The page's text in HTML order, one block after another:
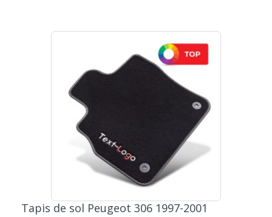
Tapis de sol Peugeot 306 1997-2001